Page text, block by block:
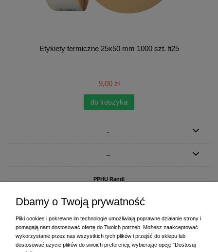
Etykiety termiczne 25x50 mm 1000 szt. fi25
9,00 zł
do koszyka
.
..
PPHU Randi
ul. Starogardzka 77 (wjazd od ul. Plażowej)
Dbamy o Twoją prywatność
Pliki cookies i pokrewne im technologie umożliwiają poprawne działanie strony i
pomagają nam dostosować ofertę do Twoich potrzeb. Możesz zaakceptować
wykorzystanie przez nas wszystkich tych plików i przejść do sklepu lub
dostosować użycie plików do swoich preferencji, wybierając opcję "Dostosuj